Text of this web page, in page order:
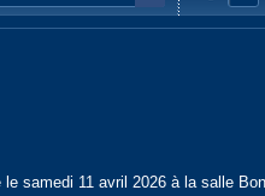
samedi 11 avril 2026 à la salle